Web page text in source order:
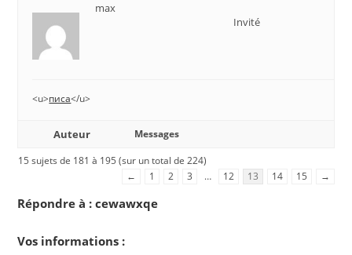
max
Invité
<u>писа</u>
Auteur
Messages
15 sujets de 181 à 195 (sur un total de 224)
←
1 2 3 … 12 13 14 15 →
Répondre à : cewawxqe
Vos informations :